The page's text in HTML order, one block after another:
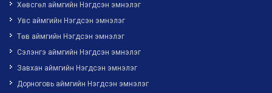
Хөвсгөл аймгийн Нэгдсэн эмнэлэг
Увс аймгийн Нэгдсэн эмнэлэг
Төв аймгийн Нэгдсэн эмнэлэг
Сэлэнгэ аймгийн Нэгдсэн эмнэлэг
Завхан аймгийн Нэгдсэн эмнэлэг
Дорноговь аймгийн Нэгдсэн эмнэлэг